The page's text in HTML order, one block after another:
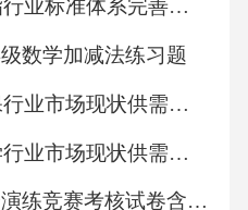
坡口加工：根据焊接
焊），加工出合适的
X型）。坡口应平
边和间隙符合焊接规
磨机进行加工。清
2026中国叶黄素酯行业标准体系完善与质量监控研究报告
数学加减法练习题
2026中国智能环保行业市场现状供需评估投资规划分析研究报告
2026中国有机化学行业市场现状供需分析及投资评估规划分析研究报告
景泰蓝烧焊工安全演练竞赛考核试卷含答案